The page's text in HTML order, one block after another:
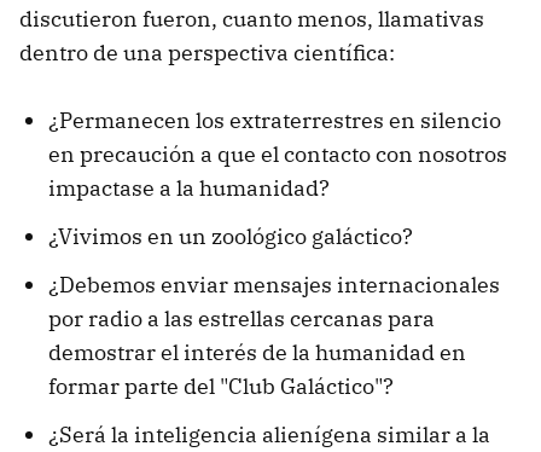
discutieron fueron, cuanto menos, llamativas
dentro de una perspectiva científica:
¿Permanecen los extraterrestres en silencio
en precaución a que el contacto con nosotros
impactase a la humanidad?
¿Vivimos en un zoológico galáctico?
¿Debemos enviar mensajes internacionales
por radio a las estrellas cercanas para
demostrar el interés de la humanidad en
formar parte del "Club Galáctico"?
¿Será la inteligencia alienígena similar a la